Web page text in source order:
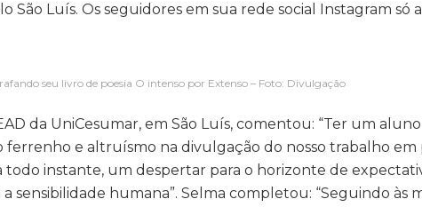
Luís. Os seguidores em sua rede social Instagram só
seu livro de poesia O intenso por Extenso – Foto: Divulgação
da UniCesumar, em São Luís, comentou: “Ter um
e altruísmo na divulgação do nosso trabalho em
todo instante, um despertar para o horizonte de
sensibilidade humana”. Selma completou: “Seguindo às